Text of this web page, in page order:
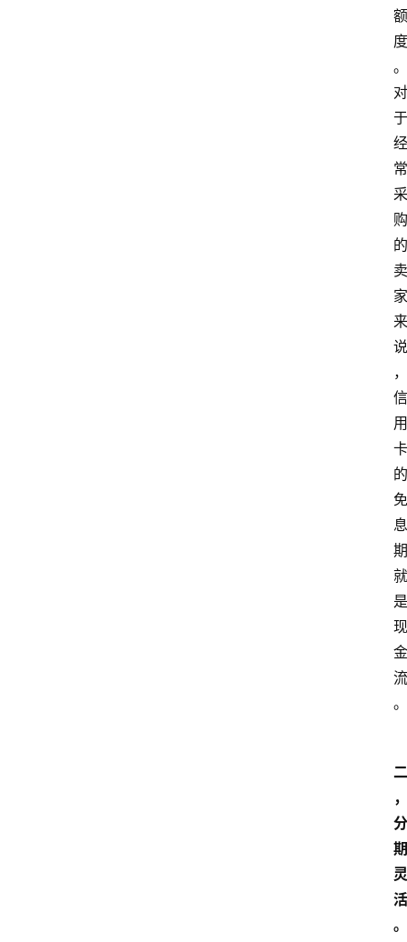
额
度
。
对
于
经
常
采
购
的
卖
家
来
说
，
信
用
卡
的
免
息
期
就
是
现
金
流
。
二
，
分
期
灵
活
。